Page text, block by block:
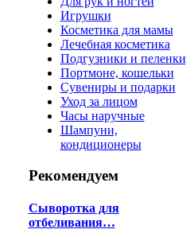
Игрушки
Косметика для мамы
Лечебная косметика
Подгузники и пеленки
Портмоне, кошельки
Сувениры и подарки
Уход за лицом
Часы наручные
Шампуни,
кондиционеры
Рекомендуем
Сыворотка для
отбеливания…